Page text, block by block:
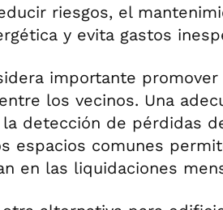
riesgos, el
y evita gastos
importante
los vecinos. Una
detección de pérdidas
espacios comunes
en las liquidaciones